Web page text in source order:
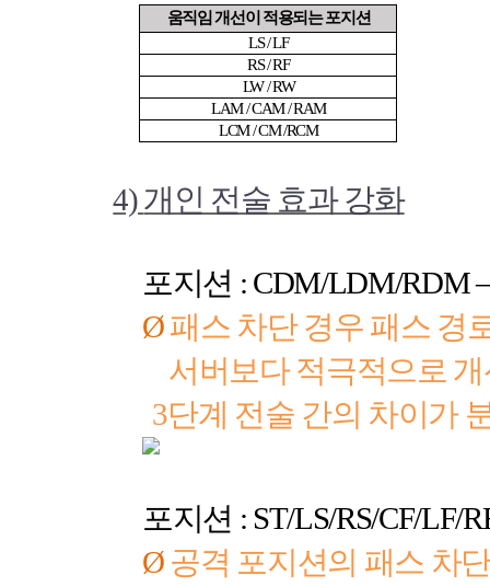
움직임 개선이 적용되는 포지션
LS / LF
RS / RF
LW / RW
LAM / CAM / RAM
LCM / CM /RCM
4)개인 전술 효과 강화
포지션 : CDM/LDM/RDM
Ø패스 차단 경우 패스 경
서버보다 적극적으로
3단계 전술 간의 차이가
포지션 : ST/LS/RS/CF/LF/
Ø 공격 포지션의 패스 차